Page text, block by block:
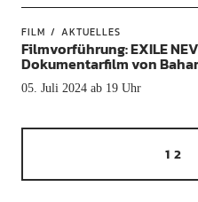
FILM AKTUELLES
Filmvorführung: EXILE
Dokumentarfilm von
05. Juli 2024 ab 19 Uhr
1 2